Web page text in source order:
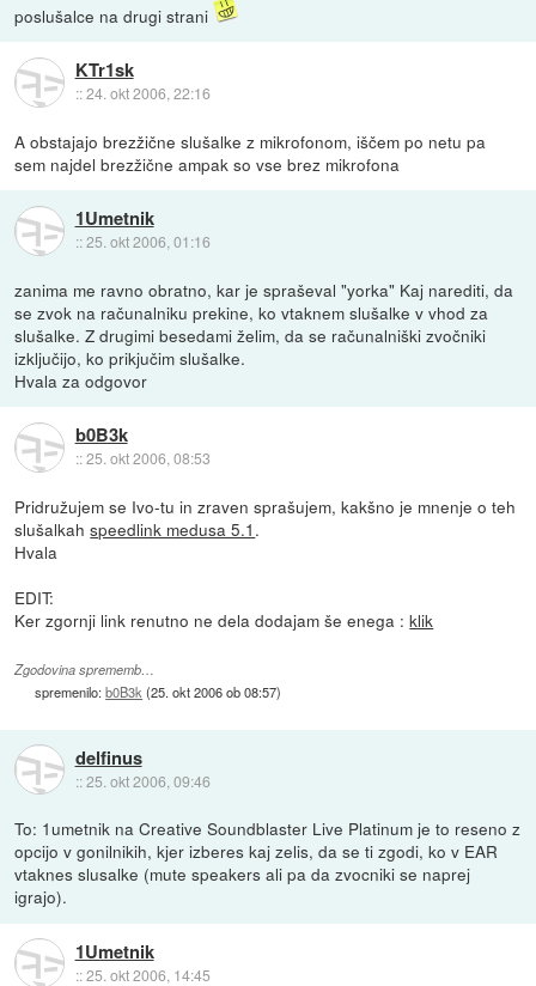
poslušalce na drugi strani
KTr1sk
::24. okt 2006, 22:16
A obstajajo brezžične slušalke z mikrofonom, iščem po netu pa
sem najdel brezžične ampak so vse brez mikrofona
1Umetnik
::25. okt 2006, 01:16
zanima me ravno obratno, kar je spraševal "yorka" Kaj narediti, da
se zvok na računalniku prekine, ko vtaknem slušalke v vhod za
slušalke. Z drugimi besedami želim, da se računalniški zvočniki
izključijo, ko prikjučim slušalke.
Hvala za odgovor
b0B3k
::25. okt 2006, 08:53
Pridružujem se Ivo-tu in zraven sprašujem, kakšno je mnenje o teh
slušalkahspeedlink medusa 5.1 .
Hvala
EDIT:
Ker zgornji link renutno ne dela dodajam še enega :klik
Zgodovina sprememb…
spremenilo:b0B3k(25. okt 2006 ob 08:57)
delfinus
::25. okt 2006, 09:46
To: 1umetnik na Creative Soundblaster Live Platinum je to reseno z
opcijo v gonilnikih, kjer izberes kaj zelis, da se ti zgodi, ko v EAR
vtaknes slusalke (mute speakers ali pa da zvocniki se naprej
igrajo).
1Umetnik
::25. okt 2006, 14:45